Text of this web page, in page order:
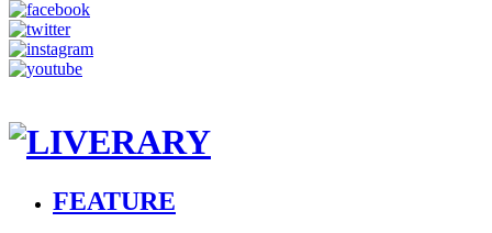
FEATURE